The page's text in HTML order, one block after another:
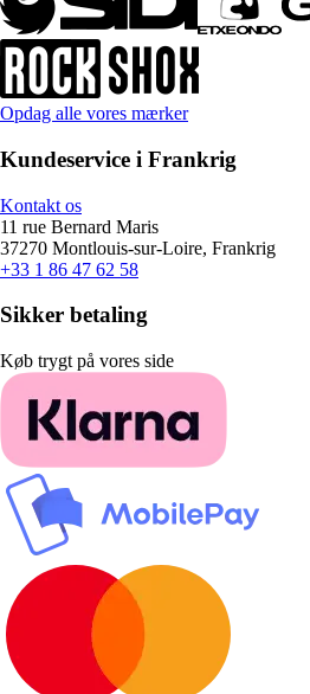
Opdag alle vores mærker
Kundeservice i Frankrig
Kontakt os
11 rue Bernard Maris
37270 Montlouis-sur-Loire, Frankrig
+33 1 86 47 62 58
Sikker betaling
Køb trygt på vores side